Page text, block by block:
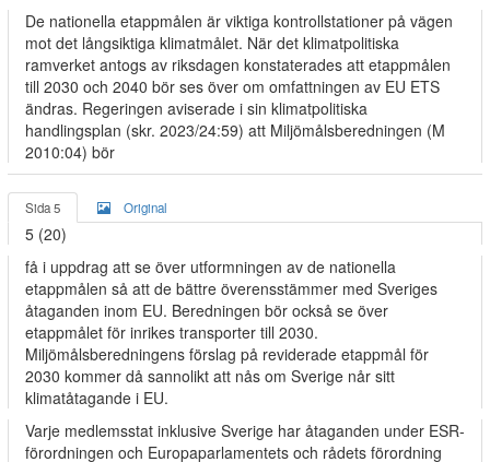
De nationella etappmålen är viktiga kontrollstationer på vägen
mot det långsiktiga klimatmålet. När det klimatpolitiska
ramverket antogs av riksdagen konstaterades att etappmålen
till 2030 och 2040 bör ses över om omfattningen av EU ETS
ändras. Regeringen aviserade i sin klimatpolitiska
handlingsplan (skr. 2023/24:59) att Miljömålsberedningen (M
2010:04) bör
Sida 5 Original
5 (20)
få i uppdrag att se över utformningen av de nationella
etappmålen så att de bättre överensstämmer med Sveriges
åtaganden inom EU. Beredningen bör också se över
etappmålet för inrikes transporter till 2030.
Miljömålsberedningens förslag på reviderade etappmål för
2030 kommer då sannolikt att nås om Sverige når sitt
klimatåtagande i EU.
Varje medlemsstat inklusive Sverige har åtaganden under ESR-
förordningen och Europaparlamentets och rådets förordning